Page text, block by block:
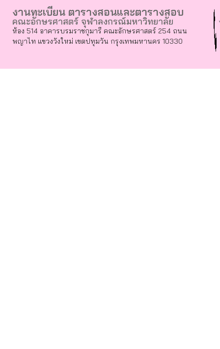
งานทะเบียน ตารางสอนและตารางสอบ
คณะอักษรศาสตร์ จุฬาลงกรณ์มหาวิทยาลัย
ห้อง 514 อาคารบรมราชกุมารี คณะอักษรศาสตร์ 254 ถนน
พญาไท แขวงวังใหม่ เขตปทุมวัน กรุงเทพมหานคร 10330